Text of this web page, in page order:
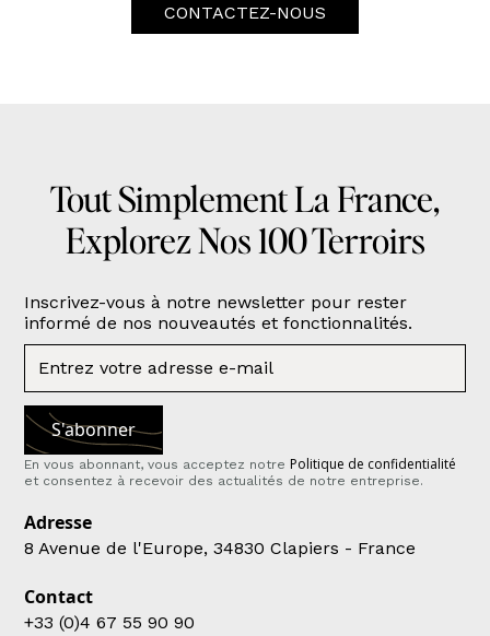
CONTACTEZ-NOUS
Tout Simplement La France,
Explorez Nos 100 Terroirs
Inscrivez-vous à notre newsletter pour rester
informé de nos nouveautés et fonctionnalités.
En vous abonnant, vous acceptez notre Politique de confidentialité
et consentez à recevoir des actualités de notre entreprise.
Adresse
8 Avenue de l'Europe, 34830 Clapiers - France
Contact
+33 (0)4 67 55 90 90